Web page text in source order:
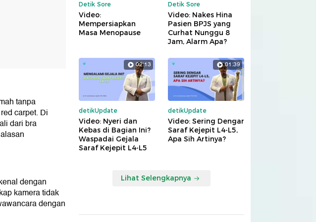
tanpa
carpet. Di
dari bra
dengan
kamera tidak
dengan
Detik Sore
Video:
Mempersiapkan
Masa Menopause
Detik Sore
Video: Nakes Hina
Pasien BPJS yang
Curhat Nunggu 8
Jam, Alarm Apa?
02:13
detikUpdate
Video: Nyeri dan
Kebas di Bagian Ini?
Waspadai Gejala
Saraf Kejepit L4-L5
01:39
detikUpdate
Video: Sering Dengar
Saraf Kejepit L4-L5,
Apa Sih Artinya?
Lihat Selengkapnya